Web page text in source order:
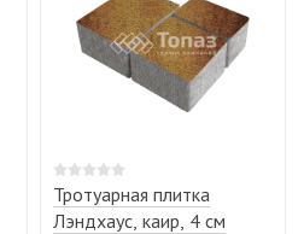
Тротуарная плитка
Лэндхаус, каир, 4 см